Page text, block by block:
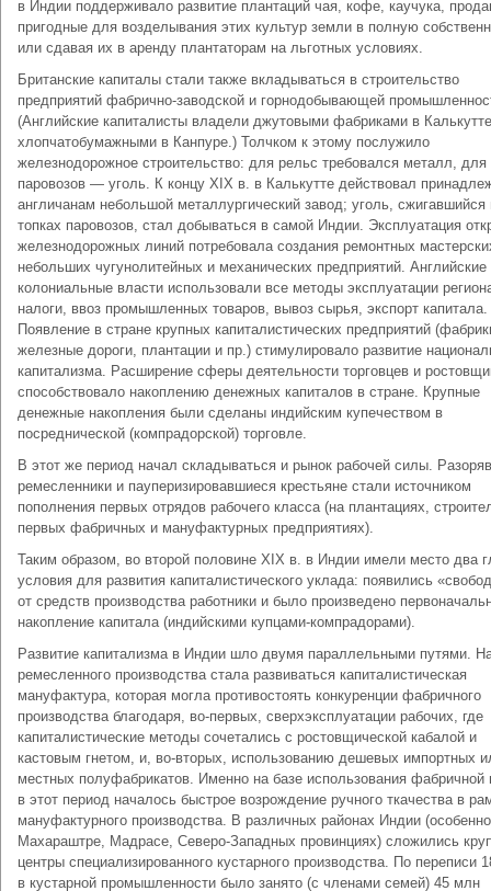
в Индии поддерживало развитие плантаций чая, кофе, каучука,
пригодные для возделывания этих культур земли в полную
или сдавая их в аренду плантаторам на льготных условиях.
Британские капиталы стали также вкладываться в строительство
предприятий фабрично-заводской и горнодобывающей
(Английские капиталисты владели джутовыми фабриками в
хлопчатобумажными в Канпуре.) Толчком к этому послужило
железнодорожное строительство: для рельс требовался металл, для
паровозов — уголь. К концу XIX в. в Калькутте действовал
англичанам небольшой металлургический завод; уголь, сжигавшийся
топках паровозов, стал добываться в самой Индии. Эксплуатация
железнодорожных линий потребовала создания ремонтных
небольших чугунолитейных и механических предприятий. Английские
колониальные власти использовали все методы эксплуатации
налоги, ввоз промышленных товаров, вывоз сырья, экспорт капитала.
Появление в стране крупных капиталистических предприятий
железные дороги, плантации и пр.) стимулировало развитие
капитализма. Расширение сферы деятельности торговцев и
способствовало накоплению денежных капиталов в стране. Крупные
денежные накопления были сделаны индийским купечеством в
посреднической (компрадорской) торговле.
В этот же период начал складываться и рынок рабочей силы.
ремесленники и пауперизировавшиеся крестьяне стали источником
пополнения первых отрядов рабочего класса (на плантациях,
первых фабричных и мануфактурных предприятиях).
Таким образом, во второй половине XIX в. в Индии имели место два
условия для развития капиталистического уклада: появились
от средств производства работники и было произведено
накопление капитала (индийскими купцами-компрадорами).
Развитие капитализма в Индии шло двумя параллельными путями.
ремесленного производства стала развиваться капиталистическая
мануфактура, которая могла противостоять конкуренции фабричного
производства благодаря, во-первых, сверхэксплуатации рабочих, где
капиталистические методы сочетались с ростовщической кабалой и
кастовым гнетом, и, во-вторых, использованию дешевых импортных
местных полуфабрикатов. Именно на базе использования фабричной
в этот период началось быстрое возрождение ручного ткачества в
мануфактурного производства. В различных районах Индии
Махараштре, Мадрасе, Северо-Западных провинциях) сложились
центры специализированного кустарного производства. По переписи
в кустарной промышленности было занято (с членами семей) 45 млн